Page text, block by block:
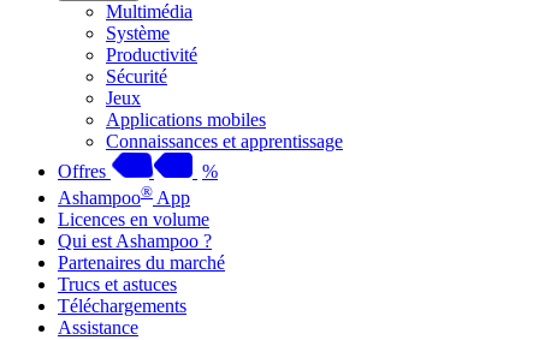
Multimédia
Système
Productivité
Sécurité
Jeux
Applications mobiles
Connaissances et apprentissage
Offres
%
Ashampoo® App
Licences en volume
Qui est Ashampoo ?
Partenaires du marché
Trucs et astuces
Téléchargements
Assistance